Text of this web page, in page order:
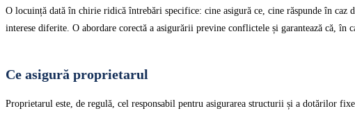
O locuință dată în chirie ridică întrebări specifice: cine asigură ce, cine răspunde în
interese diferite. O abordare corectă a asigurării previne conflictele și garantează că, în
Ce asigură proprietarul
Proprietarul este, de regulă, cel responsabil pentru asigurarea structurii și a dotărilor